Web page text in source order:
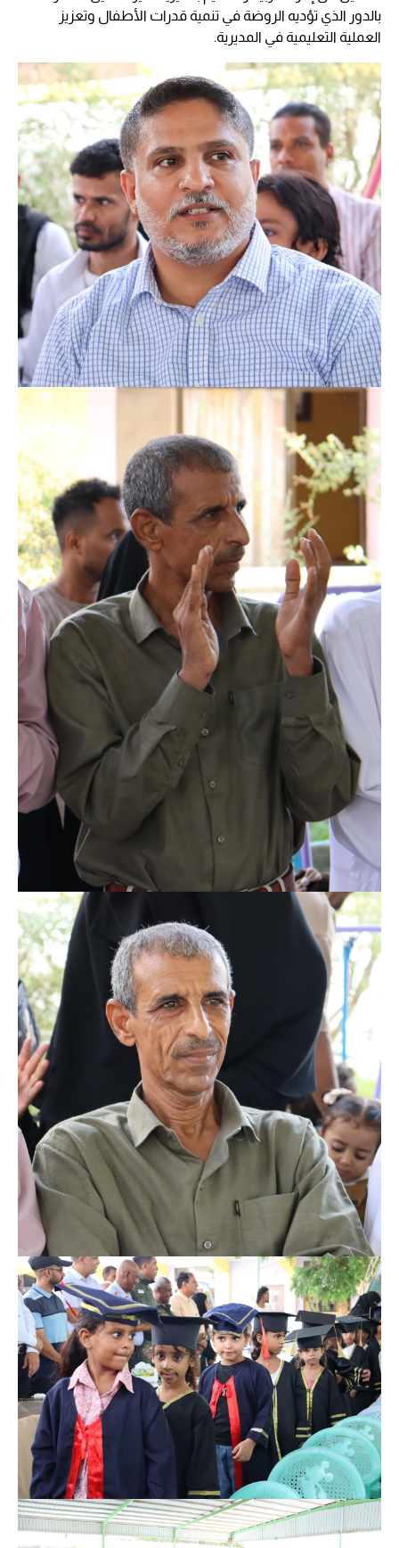
بالدور الذي تؤديه الروضة في تنمية قدرات الأطفال وتعزيز
العملية التعليمية في المديرية.